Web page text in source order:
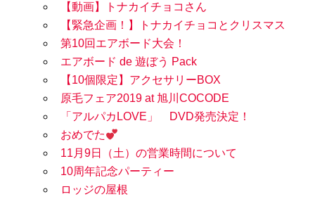
【動画】トナカイチョコさん
【緊急企画！】トナカイチョコとクリスマス
第10回エアボード大会！
エアボード de 遊ぼう Pack
【10個限定】アクセサリーBOX
原毛フェア2019 at 旭川COCODE
「アルパカLOVE」 DVD発売決定！
おめでた
11月9日（土）の営業時間について
10周年記念パーティー
ロッジの屋根